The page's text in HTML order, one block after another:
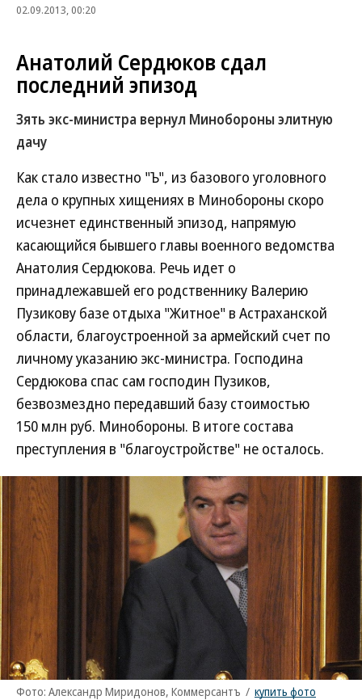
02.09.2013, 00:20
Анатолий Сердюков сдал
последний эпизод
Зять экс-министра вернул Минобороны элитную
дачу
Как стало известно "Ъ", из базового уголовного
дела о крупных хищениях в Минобороны скоро
исчезнет единственный эпизод, напрямую
касающийся бывшего главы военного ведомства
Анатолия Сердюкова. Речь идет о
принадлежавшей его родственнику Валерию
Пузикову базе отдыха "Житное" в Астраханской
области, благоустроенной за армейский счет по
личному указанию экс-министра. Господина
Сердюкова спас сам господин Пузиков,
безвозмездно передавший базу стоимостью
150 млн руб. Минобороны. В итоге состава
преступления в "благоустройстве" не осталось.
Фото: Александр Миридонов, Коммерсантъ / купить фото